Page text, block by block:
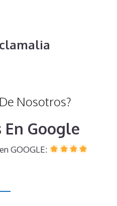
Nosotros?
Google
GOOGLE: